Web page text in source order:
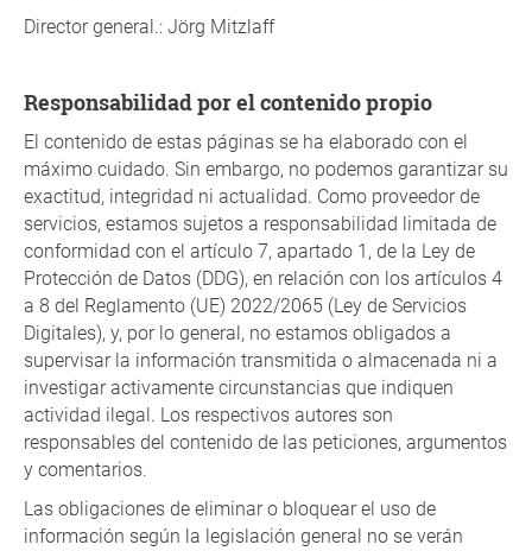
Director general.: Jörg Mitzlaff
Responsabilidad por el contenido propio
El contenido de estas páginas se ha elaborado con el
máximo cuidado. Sin embargo, no podemos garantizar su
exactitud, integridad ni actualidad. Como proveedor de
servicios, estamos sujetos a responsabilidad limitada de
conformidad con el artículo 7, apartado 1, de la Ley de
Protección de Datos (DDG), en relación con los artículos 4
a 8 del Reglamento (UE) 2022/2065 (Ley de Servicios
Digitales), y, por lo general, no estamos obligados a
supervisar la información transmitida o almacenada ni a
investigar activamente circunstancias que indiquen
actividad ilegal. Los respectivos autores son
responsables del contenido de las peticiones, argumentos
y comentarios.
Las obligaciones de eliminar o bloquear el uso de
información según la legislación general no se verán